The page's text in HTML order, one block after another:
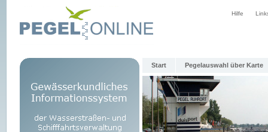
Hilfe
Start Pegelauswahl über Karte